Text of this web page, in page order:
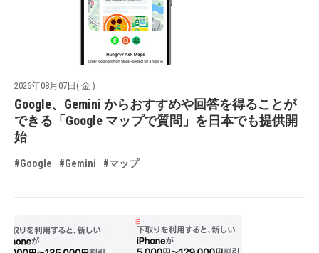
2026年08月07日( 金 )
Google、Gemini からおすすめや回答を得ることが
できる「Google マップで質問」を日本でも提供開
始
#Google #Gemini #マップ